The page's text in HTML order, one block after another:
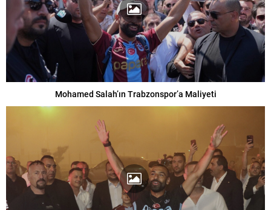
Mohamed Salah’ın Trabzonspor’a Maliyeti